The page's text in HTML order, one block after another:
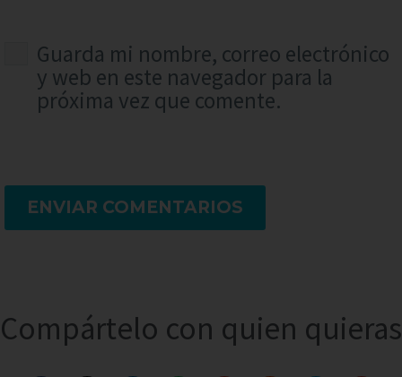
Guarda mi nombre, correo electrónico
y web en este navegador para la
próxima vez que comente.
ENVIAR COMENTARIOS
Compártelo con quien quieras